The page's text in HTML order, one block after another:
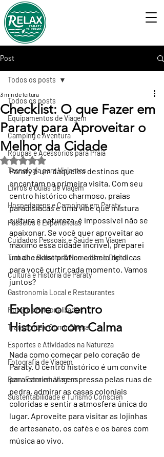
Post
Todos os posts
Equipamentos de Viagem
Camping e Aventura
Roupas e Acessórios para Praia
Tecnologia para Viajantes
Livros e Guias de Viagem
Hospedagens e Campings em Paraty
Passeios e Experiências
Cuidados Pessoais e Saúde em Viagen
Trabalho Remoto & Nomadismo Digital
Cultura e História de Paraty
Gastronomia Local e Restaurantes
Roteiros Personalizados
Transporte e Como Chegar
Esportes e Atividades na Natureza
Fotografia de Viagem
Bem-Estar em Viagens
Sustentabilidade e Turismo Conscien
Todos os posts
Checklist: O que Fazer em
Paraty para Aproveitar o
Melhor da Cidade
3 min de leitura
Avaliado com NaN de 5 estrelas.
Paraty é um daqueles destinos que
encantam na primeira visita. Com seu
centro histórico charmoso, praias
paradisíacas e uma vibe que mistura
cultura e natureza, é impossível não se
apaixonar. Se você quer aproveitar ao
máximo essa cidade incrível, preparei
um checklist prático e cheio de dicas
para você curtir cada momento. Vamos
juntos?
Explore o Centro
Histórico com Calma
Nada como começar pelo coração de
Paraty. O centro histórico é um convite
para caminhar sem pressa pelas ruas de
pedra, admirar as casas coloniais
coloridas e sentir a atmosfera única do
lugar. Aproveite para visitar as lojinhas
de artesanato, os cafés e os bares com
música ao vivo.